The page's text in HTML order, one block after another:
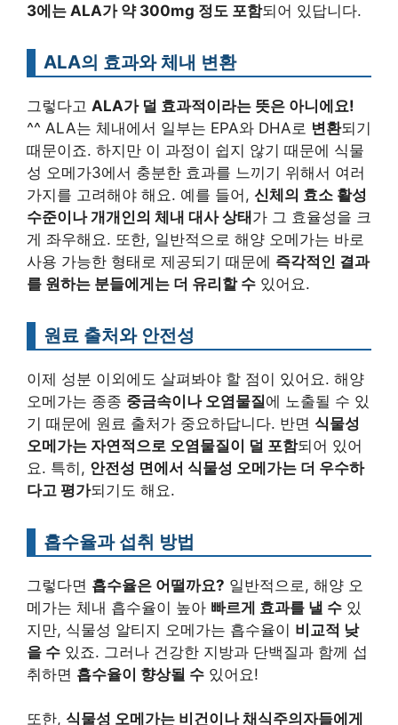
3에는 ALA가 약 300mg 정도 포함되어 있답니다.
ALA의 효과와 체내 변환
그렇다고 ALA가 덜 효과적이라는 뜻은 아니에요!
^^ ALA는 체내에서 일부는 EPA와 DHA로 변환되기
때문이죠. 하지만 이 과정이 쉽지 않기 때문에 식물
성 오메가3에서 충분한 효과를 느끼기 위해서 여러
가지를 고려해야 해요. 예를 들어, 신체의 효소 활성
수준이나 개개인의 체내 대사 상태가 그 효율성을 크
게 좌우해요. 또한, 일반적으로 해양 오메가는 바로
사용 가능한 형태로 제공되기 때문에 즉각적인 결과
를 원하는 분들에게는 더 유리할 수 있어요.
원료 출처와 안전성
이제 성분 이외에도 살펴봐야 할 점이 있어요. 해양
오메가는 종종 중금속이나 오염물질에 노출될 수 있
기 때문에 원료 출처가 중요하답니다. 반면 식물성
오메가는 자연적으로 오염물질이 덜 포함되어 있어
요. 특히, 안전성 면에서 식물성 오메가는 더 우수하
다고 평가되기도 해요.
흡수율과 섭취 방법
그렇다면 흡수율은 어떨까요? 일반적으로, 해양 오
메가는 체내 흡수율이 높아 빠르게 효과를 낼 수 있
지만, 식물성 알티지 오메가는 흡수율이 비교적 낮
을 수 있죠. 그러나 건강한 지방과 단백질과 함께 섭
취하면 흡수율이 향상될 수 있어요!
또한, 식물성 오메가는 비건이나 채식주의자들에게